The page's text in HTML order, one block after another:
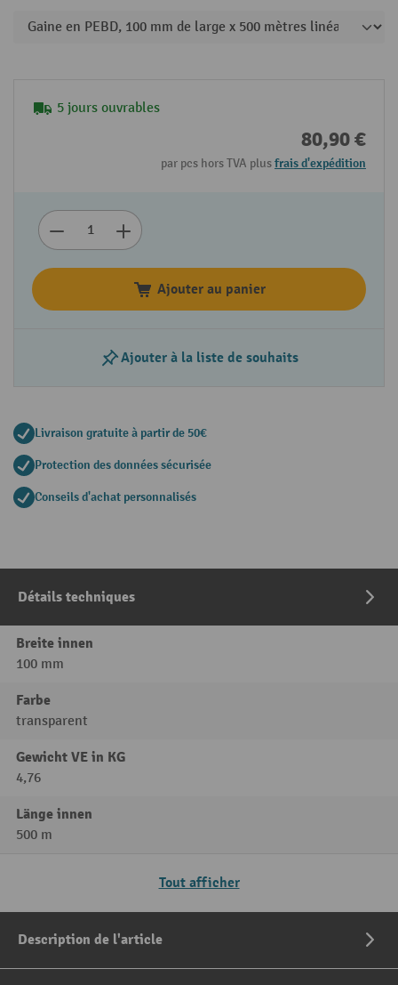
5 jours ouvrables
80,90 €
par pcs hors TVA plusfrais d'expédition
Ajouter au panier
Ajouter à la liste de souhaits
Livraison gratuite à partir de 50€
Protection des données sécurisée
Conseils d'achat personnalisés
Détails techniques
Breite innen
100 mm
Farbe
transparent
Gewicht VE in KG
4,76
Länge innen
500 m
Tout afficher
Description de l'article